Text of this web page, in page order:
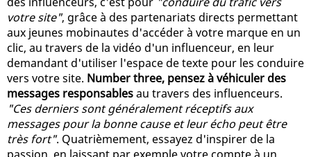
votre site", grâce à des partenariats directs permettant
aux jeunes mobinautes d'accéder à votre marque en un
clic, au travers de la vidéo d'un influenceur, en leur
demandant d'utiliser l'espace de texte pour les conduire
vers votre site. Number three, pensez à véhiculer des
messages responsablesau travers des influenceurs.
"Ces derniers sont généralement réceptifs aux
messages pour la bonne cause et leur écho peut être
très fort". Quatrièmement, essayez d'inspirer de la